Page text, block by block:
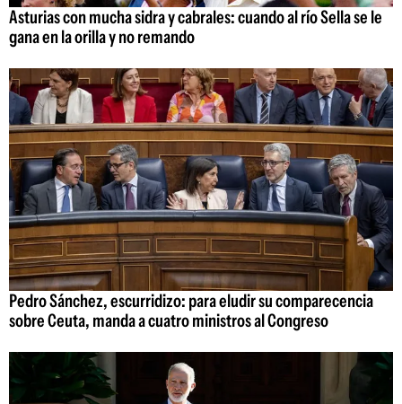
Asturias con mucha sidra y cabrales: cuando al río Sella se le
gana en la orilla y no remando
Pedro Sánchez, escurridizo: para eludir su comparecencia
sobre Ceuta, manda a cuatro ministros al Congreso